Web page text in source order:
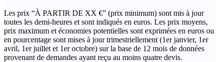
Les prix “À PARTIR DE XX €” (prix minimum) sont mis à jour
toutes les demi-heures et sont indiqués en euros. Les prix moyens,
prix maximum et économies potentielles sont exprimées en euros ou
en pourcentage sont mises à jour trimestriellement (1er janvier, 1er
avril, 1er juillet et 1er octobre) sur la base de 12 mois de données
provenant de demandes ayant reçu au moins quatre devis.